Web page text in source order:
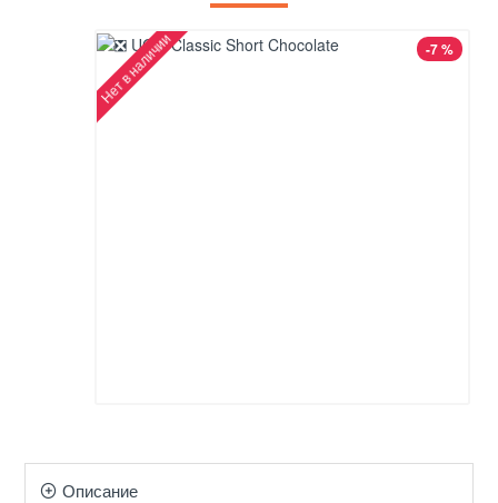
-7 %
Нет в наличии
Описание